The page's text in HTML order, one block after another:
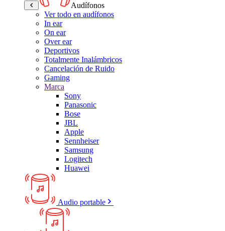
Audífonos
Ver todo en audífonos
In ear
On ear
Over ear
Deportivos
Totalmente Inalámbricos
Cancelación de Ruido
Gaming
Marca
Sony
Panasonic
Bose
JBL
Apple
Sennheiser
Samsung
Logitech
Huawei
Audio portable